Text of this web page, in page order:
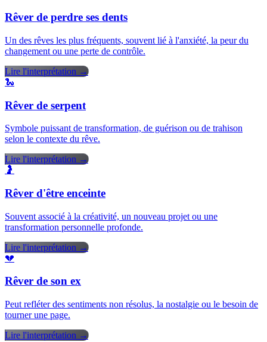
Rêver de perdre ses dents
Un des rêves les plus fréquents, souvent lié à l'anxiété, la peur du
changement ou une perte de contrôle.
Lire l'interprétation →
🐍
Rêver de serpent
Symbole puissant de transformation, de guérison ou de trahison
selon le contexte du rêve.
Lire l'interprétation →
🤰
Rêver d'être enceinte
Souvent associé à la créativité, un nouveau projet ou une
transformation personnelle profonde.
Lire l'interprétation →
💔
Rêver de son ex
Peut refléter des sentiments non résolus, la nostalgie ou le besoin de
tourner une page.
Lire l'interprétation →